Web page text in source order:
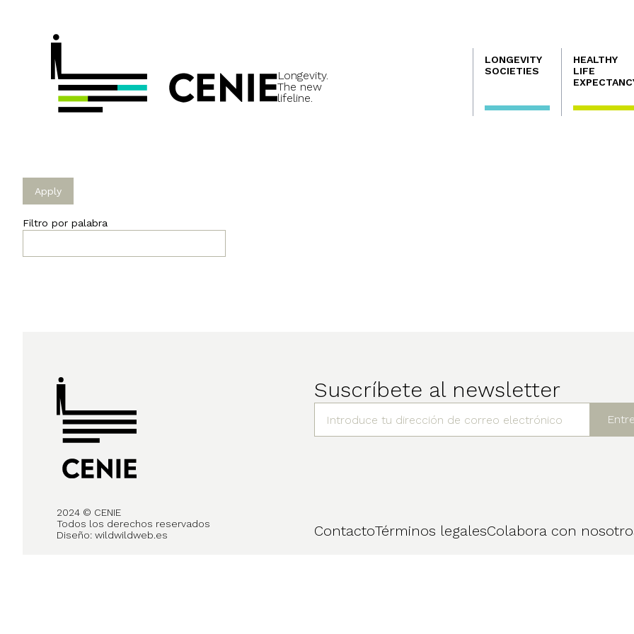
Longevity.
The new
lifeline.
Navegación
principal
LONGEVITY
SOCIETIES
HEALTHY
LIFE
Filtro por palabra
Suscríbete al newsletter
ContactoTérminos legalesColabora con
2024 © CENIE
Todos los derechos reservados
Diseño: wildwildweb.es